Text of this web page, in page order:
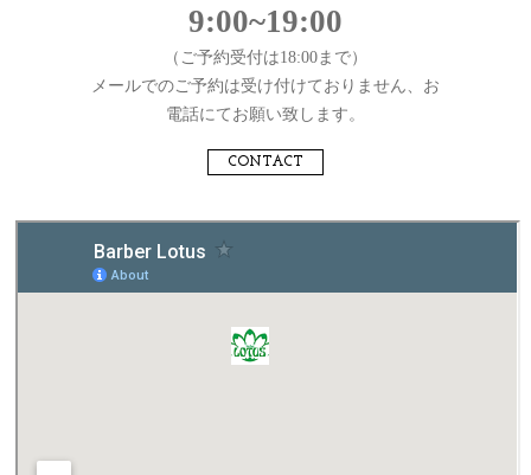
9:00~19:00
（ご予約受付は18:00まで）
メールでのご予約は受け付けておりません、お
電話にてお願い致します。
CONTACT